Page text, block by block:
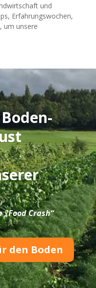
und
Erfahrungswochen,
um unsere
„Food Crash“
den Boden